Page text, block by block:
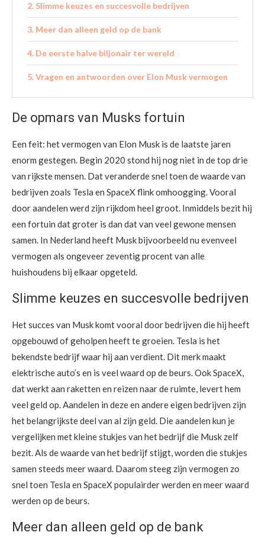
Slimme keuzes en succesvolle bedrijven
Meer dan alleen geld op de bank
De eerste halve biljonair ter wereld
Vragen en antwoorden over Elon Musk vermogen
De opmars van Musks fortuin
Een feit: het vermogen van Elon Musk is de laatste jaren
enorm gestegen. Begin 2020 stond hij nog niet in de top drie
van rijkste mensen. Dat veranderde snel toen de waarde van
bedrijven zoals Tesla en SpaceX flink omhoogging. Vooral
door aandelen werd zijn rijkdom heel groot. Inmiddels bezit hij
een fortuin dat groter is dan dat van veel gewone mensen
samen. In Nederland heeft Musk bijvoorbeeld nu evenveel
vermogen als ongeveer zeventig procent van alle
huishoudens bij elkaar opgeteld.
Slimme keuzes en succesvolle bedrijven
Het succes van Musk komt vooral door bedrijven die hij heeft
opgebouwd of geholpen heeft te groeien. Tesla is het
bekendste bedrijf waar hij aan verdient. Dit merk maakt
elektrische auto’s en is veel waard op de beurs. Ook SpaceX,
dat werkt aan raketten en reizen naar de ruimte, levert hem
veel geld op. Aandelen in deze en andere eigen bedrijven zijn
het belangrijkste deel van al zijn geld. Die aandelen kun je
vergelijken met kleine stukjes van het bedrijf die Musk zelf
bezit. Als de waarde van het bedrijf stijgt, worden die stukjes
samen steeds meer waard. Daarom steeg zijn vermogen zo
snel toen Tesla en SpaceX populairder werden en meer waard
werden op de beurs.
Meer dan alleen geld op de bank